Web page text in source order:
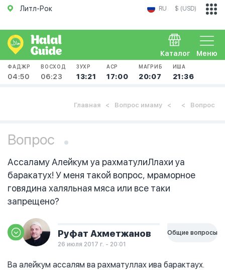
Литл-Рок RU $ (USD)
Меню
Каталог
ФАДЖР
04:50
ВОСХОД
06:23
ЗУХР
13:21
АСР
17:00
МАГРИБ
20:07
ИША
21:36
Главная Вопрос имаму Вопрос
Вопрос
Ассаламу Алейкум уа рахматулиЛлахи уа
баракатух! У меня такой вопрос, мраморное
говядина халяльная мяса или все таки
запрещено?
Руфат Ахметжанов
26 июля 2017 г. - 20:01
Общие вопросы
Ва алейкум ассалям ва рахматуллах ива барактаух.